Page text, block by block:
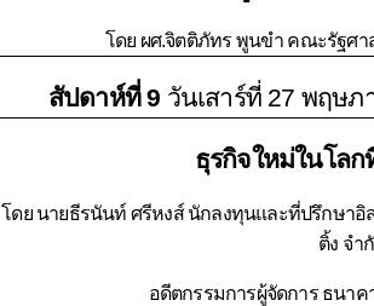
โดย ผศ.จิตติภัทร พูนขำ คณะรัฐศ
สัปดาห์ที่ 9 วันเสาร์ที่ 27 พฤ
ธุรกิจใหม่ในโล
โดย นายธีรนันท์ ศรีหงส์ นักลงทุนและที่ปรึกษาอิ
ติ้ง จำ
อดีตกรรมการผู้จัดการ ธนาค